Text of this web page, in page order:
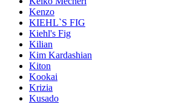
Kenzo
KIEHL`S FIG
Kiehl's Fig
Kilian
Kim Kardashian
Kiton
Kookai
Krizia
Kusado